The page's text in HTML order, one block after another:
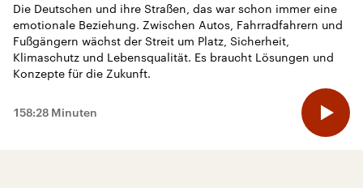
Installation mit Kirchenbänken: „Das ist
mein geistiges Eigentum“
Die Deutschen und ihre Straßen, das war schon immer eine
emotionale Beziehung. Zwischen Autos, Fahrradfahrern und
Fußgängern wächst der Streit um Platz, Sicherheit,
Klimaschutz und Lebensqualität. Es braucht Lösungen und
Konzepte für die Zukunft.
158:28 Minuten